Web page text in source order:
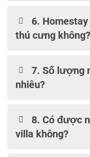
6.
thú cưng không?
7. Số lượng
nhiêu?
8. Có được
villa không?